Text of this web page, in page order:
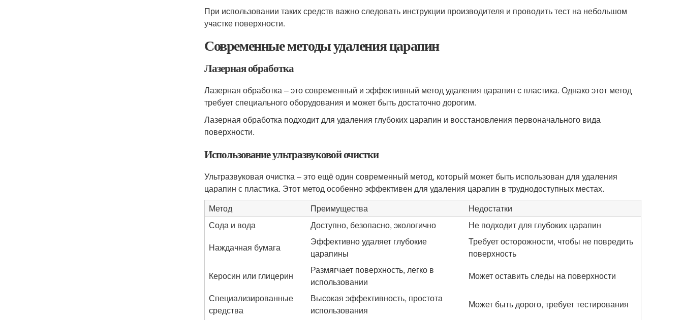
При использовании таких средств важно следовать инструкции производителя и проводить тест на небольшом
участке поверхности.
Современные методы удаления царапин
Лазерная обработка
Лазерная обработка – это современный и эффективный метод удаления царапин с пластика. Однако этот метод
требует специального оборудования и может быть достаточно дорогим.
Лазерная обработка подходит для удаления глубоких царапин и восстановления первоначального вида
поверхности.
Использование ультразвуковой очистки
Ультразвуковая очистка – это ещё один современный метод, который может быть использован для удаления
царапин с пластика. Этот метод особенно эффективен для удаления царапин в труднодоступных местах.
Метод
Преимущества
Недостатки
Сода и вода
Доступно, безопасно, экологично
Не подходит для глубоких царапин
Наждачная бумага
Эффективно удаляет глубокие
царапины
Требует осторожности, чтобы не повредить
поверхность
Керосин или глицерин
Размягчает поверхность, легко в
использовании
Может оставить следы на поверхности
Специализированные
средства
Высокая эффективность, простота
использования
Может быть дорого, требует тестирования